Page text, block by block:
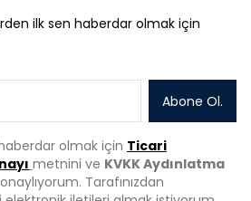
ilk sen haberdar olmak için
Abone Ol.
olmak için Ticari
metnini ve KVKK Aydınlatma
Tarafınızdan